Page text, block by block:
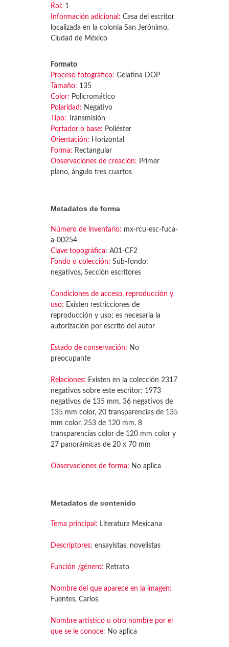
Rol: 1
Información adicional: Casa del escritor
localizada en la colonia San Jerónimo,
Ciudad de México
Formato
Proceso fotográfico: Gelatina DOP
Tamaño: 135
Color: Policromático
Polaridad: Negativo
Tipo: Transmisión
Portador o base: Poliéster
Orientación: Horizontal
Forma: Rectangular
Observaciones de creación: Primer
plano, ángulo tres cuartos
Metadatos de forma
Número de inventario: mx-rcu-esc-fuca-
a-00254
Clave topográfica: A01-CF2
Fondo o colección: Sub-fondo:
negativos, Sección escritores
Condiciones de acceso, reproducción y
uso: Existen restricciones de
reproducción y uso; es necesaria la
autorización por escrito del autor
Estado de conservación: No
preocupante
Relaciones: Existen en la colección 2317
negativos sobre este escritor: 1973
negativos de 135 mm, 36 negativos de
135 mm color, 20 transparencias de 135
mm color, 253 de 120 mm, 8
transparencias color de 120 mm color y
27 panorámicas de 20 x 70 mm
Observaciones de forma: No aplica
Metadatos de contenido
Tema principal: Literatura Mexicana
Descriptores: ensayistas, novelistas
Función /género: Retrato
Nombre del que aparece en la imagen:
Fuentes, Carlos
Nombre artístico u otro nombre por el
que se le conoce: No aplica